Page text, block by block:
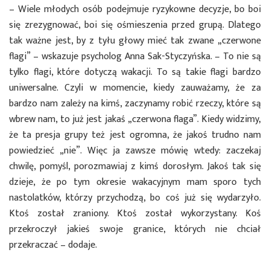
– Wiele młodych osób podejmuje ryzykowne decyzje, bo boi
się zrezygnować, boi się ośmieszenia przed grupą. Dlatego
tak ważne jest, by z tyłu głowy mieć tak zwane „czerwone
flagi” – wskazuje psycholog Anna Sak-Styczyńska. – To nie są
tylko flagi, które dotyczą wakacji. To są takie flagi bardzo
uniwersalne. Czyli w momencie, kiedy zauważamy, że za
bardzo nam zależy na kimś, zaczynamy robić rzeczy, które są
wbrew nam, to już jest jakaś „czerwona flaga”. Kiedy widzimy,
że ta presja grupy też jest ogromna, że jakoś trudno nam
powiedzieć „nie”. Więc ja zawsze mówię wtedy: zaczekaj
chwilę, pomyśl, porozmawiaj z kimś dorosłym. Jakoś tak się
dzieje, że po tym okresie wakacyjnym mam sporo tych
nastolatków, którzy przychodzą, bo coś już się wydarzyło.
Ktoś został zraniony. Ktoś został wykorzystany. Koś
przekroczył jakieś swoje granice, których nie chciał
przekraczać – dodaje.